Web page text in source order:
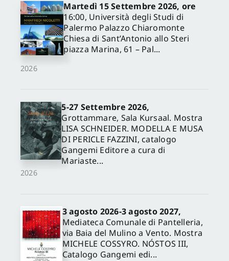
2026
Martedì 15 Settembre 2026, ore
16:00, Università degli Studi di
Palermo Palazzo Chiaromonte
Chiesa di Sant’Antonio allo Steri
piazza Marina, 61 – Pal...
2026
5-27 Settembre 2026,
Grottammare, Sala Kursaal. Mostra
LISA SCHNEIDER. MODELLA E MUSA
DI PERICLE FAZZINI, catalogo
Gangemi Editore a cura di
Mariaste...
3 agosto 2026-3 agosto 2027,
Mediateca Comunale di Pantelleria,
via Baia del Mulino a Vento. Mostra
MICHELE COSSYRO. NÓSTOS III,
Catalogo Gangemi edi...